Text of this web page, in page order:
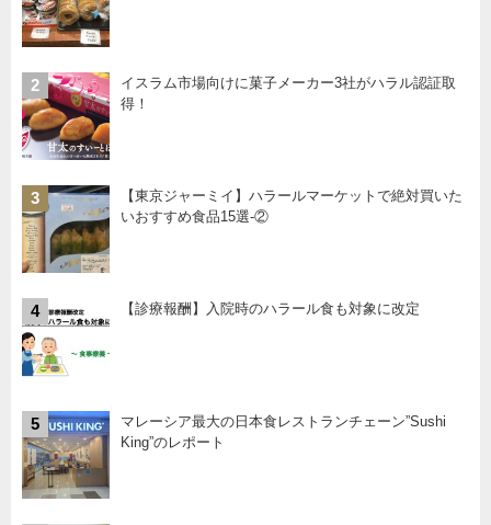
2
イスラム市場向けに菓子メーカー3社がハラル認証取
得！
3
【東京ジャーミイ】ハラールマーケットで絶対買いた
いおすすめ食品15選-②
4 【診療報酬】入院時のハラール食も対象に改定
5
マレーシア最大の日本食レストランチェーン”Sushi
King”のレポート